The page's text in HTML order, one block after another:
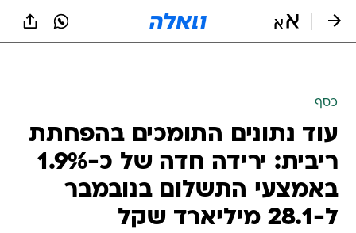
כסף
עוד נתונים התומכים בהפחתת
ריבית: ירידה חדה של כ-1.9%
באמצעי התשלום בנובמבר
ל-28.1 מיליארד שקל